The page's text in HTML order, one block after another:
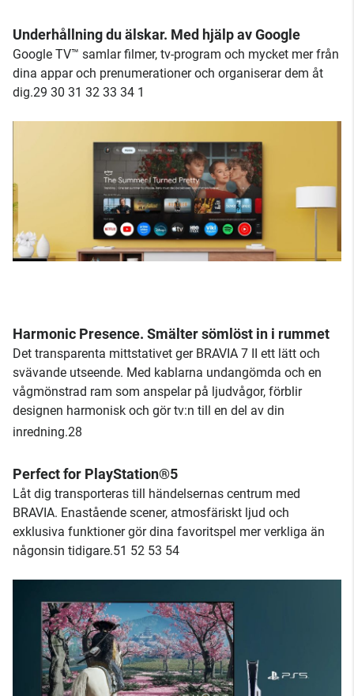
Underhållning du älskar. Med hjälp av Google
Google TV™ samlar filmer, tv-program och mycket mer från
dina appar och prenumerationer och organiserar dem åt
dig.29 30 31 32 33 34 1
Harmonic Presence. Smälter sömlöst in i rummet
Det transparenta mittstativet ger BRAVIA 7 II ett lätt och
svävande utseende. Med kablarna undangömda och en
vågmönstrad ram som anspelar på ljudvågor, förblir
designen harmonisk och gör tv:n till en del av din
inredning.28
Perfect for PlayStation®5
Låt dig transporteras till händelsernas centrum med
BRAVIA. Enastående scener, atmosfäriskt ljud och
exklusiva funktioner gör dina favoritspel mer verkliga än
någonsin tidigare.51 52 53 54